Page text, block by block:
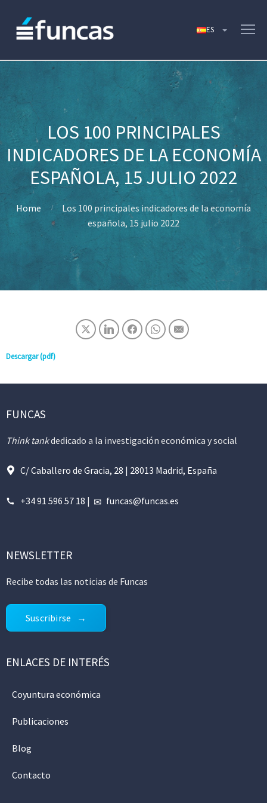
LOS 100 PRINCIPALES
INDICADORES DE LA ECONOMÍA
ESPAÑOLA, 15 JULIO 2022
Home
Los 100 principales indicadores de la economía
española, 15 julio 2022
Descargar (pdf)
FUNCAS
Think tankdedicado a la investigación económica y social
C/ Caballero de Gracia, 28 | 28013 Madrid, España
+34 91 596 57 18 | funcas@funcas.es
NEWSLETTER
Recibe todas las noticias de Funcas
Suscribirse
ENLACES DE INTERÉS
Coyuntura económica
Publicaciones
Blog
Contacto